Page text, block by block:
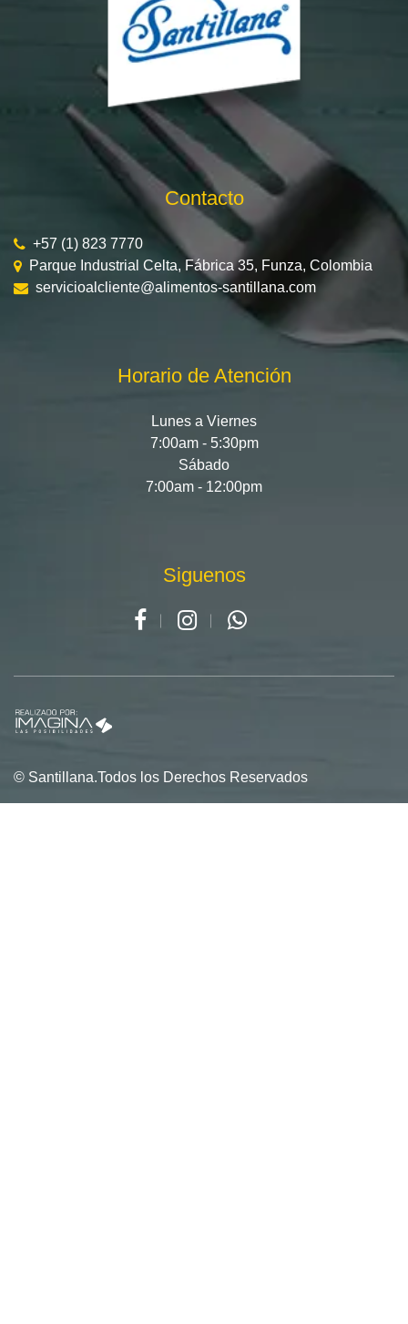
Contacto
+57 (1) 823 7770
Parque Industrial Celta, Fábrica 35, Funza, Colombia
servicioalcliente@alimentos-santillana.com
Horario de Atención
Lunes a Viernes
7:00am - 5:30pm
Sábado
7:00am - 12:00pm
Siguenos
© Santillana.Todos los Derechos Reservados